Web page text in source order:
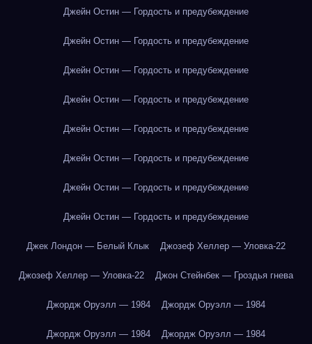
Джейн Остин — Гордость и предубеждение
Джейн Остин — Гордость и предубеждение
Джейн Остин — Гордость и предубеждение
Джейн Остин — Гордость и предубеждение
Джейн Остин — Гордость и предубеждение
Джейн Остин — Гордость и предубеждение
Джейн Остин — Гордость и предубеждение
Джейн Остин — Гордость и предубеждение
Джек Лондон — Белый Клык Джозеф Хеллер — Уловка-22
Джозеф Хеллер — Уловка-22 Джон Стейнбек — Гроздья гнева
Джордж Оруэлл — 1984 Джордж Оруэлл — 1984
Джордж Оруэлл — 1984 Джордж Оруэлл — 1984